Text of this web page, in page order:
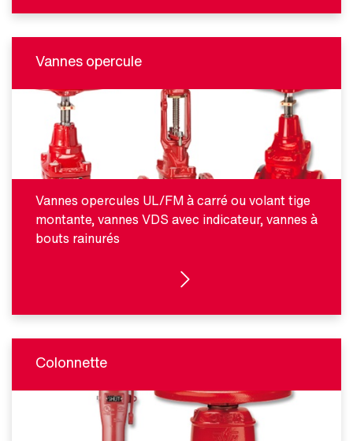
Vannes opercule
Vannes opercules UL/FM à carré ou volant tige
montante, vannes VDS avec indicateur, vannes à
bouts rainurés
VOIR LES PRODUITS
Colonnette